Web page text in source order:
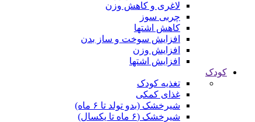
لاغری و کاهش وزن
چربی سوز
کاهش اشتها
افزایش سوخت و ساز بدن
افزایش وزن
افزایش اشتها
کودک
تغذیه کودک
غذای کمکی
شیرخشک (بدو تولد تا ۶ ماه)
شیرخشک (۶ ماه تا یکسال)